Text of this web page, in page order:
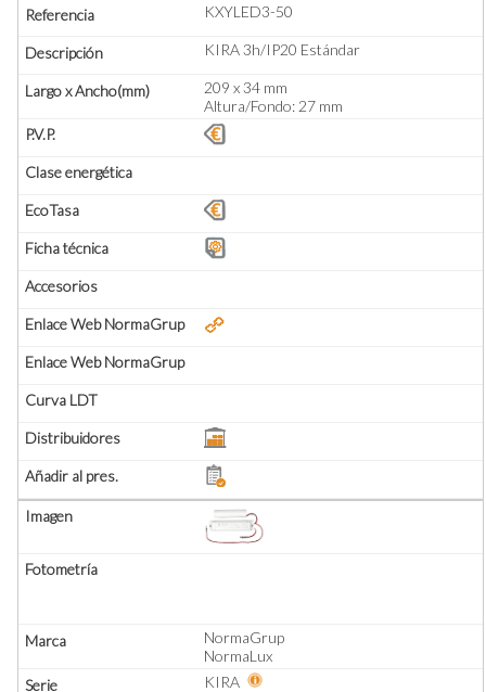
KXYLED3-50
KIRA 3h/IP20 Estándar
209 x 34 mm
Altura/Fondo: 27 mm
NormaGrup
NormaLux
KIRA